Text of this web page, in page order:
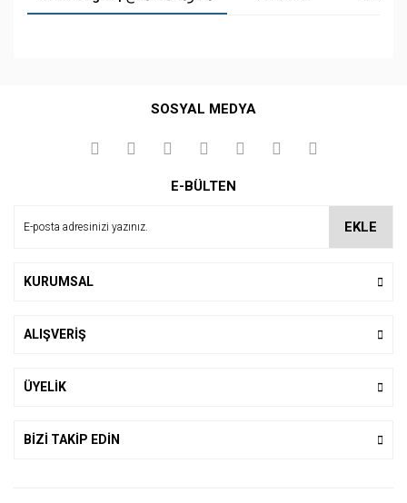
SOSYAL MEDYA
E-BÜLTEN
EKLE
KURUMSAL
ALIŞVERİŞ
ÜYELİK
BİZİ TAKİP EDİN